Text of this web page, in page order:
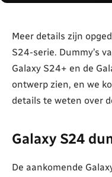
Meer details zijn
S24-serie. Dummy’s
Galaxy S24+ en de
ontwerp zien, en we
details te weten over
Galaxy S24
De aankomende